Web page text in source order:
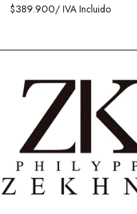
$389.900/ IVA Incluido